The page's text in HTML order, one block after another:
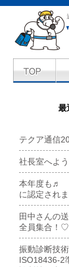
最
テクア通信
社長室へよ
本年度も♬
に認定され
田中さんの
全員集合！♡
振動診断技
ISO18436-2